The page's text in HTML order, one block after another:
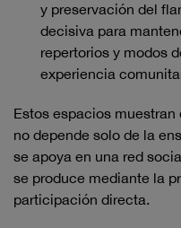
y preservación del
decisiva para
repertorios y modos
experiencia
Estos espacios
no depende solo de la
se apoya en una red
se produce mediante la
participación directa.